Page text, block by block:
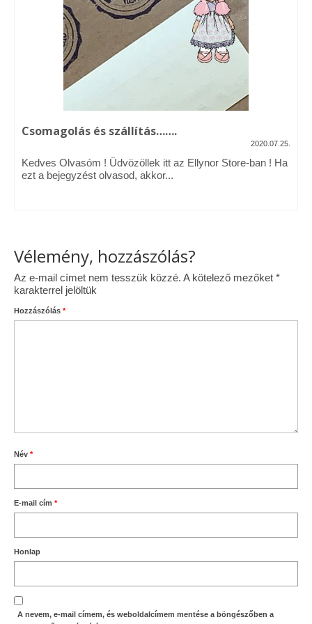
Vásárok, ahol velem is találkozhattál…
Alapanyagok, kellékek
A termékek tisztítása
Ellynor története
Adatkezelési tájékoztató
Általános Szerződési Feltételek
Csomagolás és szállítás…….
2020.07.25.
Kedves Olvasóm ! Üdvözöllek itt az Ellynor Store-ban ! Ha
ezt a bejegyzést olvasod, akkor...
Vélemény, hozzászólás?
Az e-mail címet nem tesszük közzé. A kötelező mezőket *
karakterrel jelöltük
Hozzászólás *
Név *
E-mail cím *
Honlap
A nevem, e-mail címem, és weboldalcímem mentése a böngészőben a